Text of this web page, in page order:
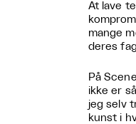
At lave
mange
deres
På
ikke er
jeg selv
kunst i